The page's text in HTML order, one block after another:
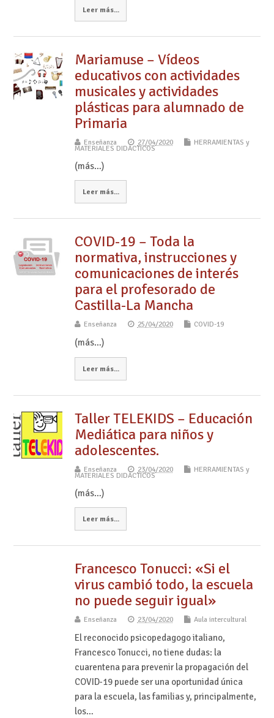
Leer más...
Mariamuse – Vídeos
educativos con actividades
musicales y actividades
plásticas para alumnado de
Primaria
Enseñanza 27/04/2020 HERRAMIENTAS y
MATERIALES DIDÁCTICOS
(más…)
Leer más...
COVID-19 – Toda la
normativa, instrucciones y
comunicaciones de interés
para el profesorado de
Castilla-La Mancha
Enseñanza 25/04/2020 COVID-19
(más…)
Leer más...
Taller TELEKIDS – Educación
Mediática para niños y
adolescentes.
Enseñanza 23/04/2020 HERRAMIENTAS y
MATERIALES DIDÁCTICOS
(más…)
Leer más...
Francesco Tonucci: «Si el
virus cambió todo, la escuela
no puede seguir igual»
Enseñanza 23/04/2020 Aula intercultural
El reconocido psicopedagogo italiano,
Francesco Tonucci, no tiene dudas: la
cuarentena para prevenir la propagación del
COVID-19 puede ser una oportunidad única
para la escuela, las familias y, principalmente,
los…